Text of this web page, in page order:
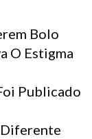
Bolo
O Estigma
Publicado
Diferente